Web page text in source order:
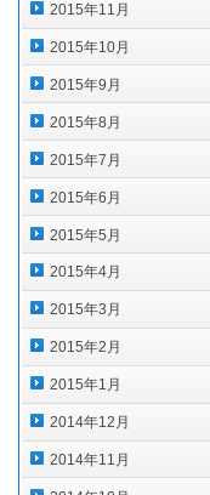
2015年11月
2015年10月
2015年9月
2015年8月
2015年7月
2015年6月
2015年5月
2015年4月
2015年3月
2015年2月
2015年1月
2014年12月
2014年11月